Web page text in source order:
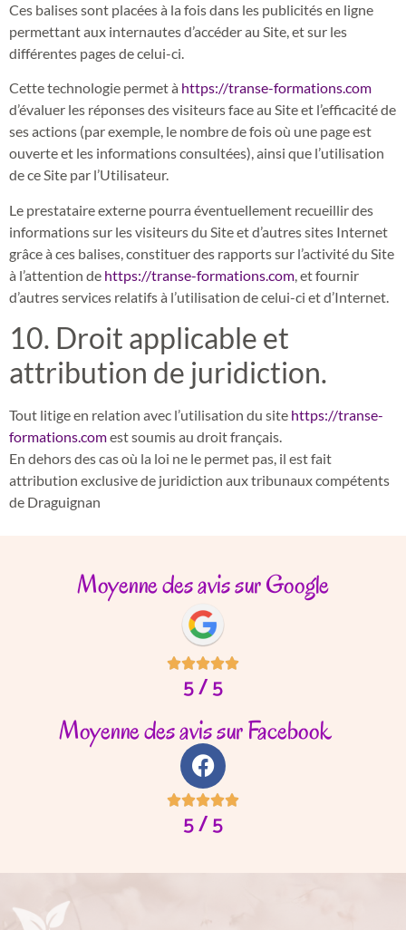
Ces balises sont placées à la fois dans les publicités en ligne
permettant aux internautes d’accéder au Site, et sur les
différentes pages de celui-ci.
Cette technologie permet à https://transe-formations.com
d’évaluer les réponses des visiteurs face au Site et l’efficacité de
ses actions (par exemple, le nombre de fois où une page est
ouverte et les informations consultées), ainsi que l’utilisation
de ce Site par l’Utilisateur.
Le prestataire externe pourra éventuellement recueillir des
informations sur les visiteurs du Site et d’autres sites Internet
grâce à ces balises, constituer des rapports sur l’activité du Site
à l’attention de https://transe-formations.com, et fournir
d’autres services relatifs à l’utilisation de celui-ci et d’Internet.
10. Droit applicable et
attribution de juridiction.
Tout litige en relation avec l’utilisation du site https://transe-
formations.comest soumis au droit français.
En dehors des cas où la loi ne le permet pas, il est fait
attribution exclusive de juridiction aux tribunaux compétents
de Draguignan
Moyenne des avis sur Google

5 / 5
Moyenne des avis sur Facebook

5 / 5